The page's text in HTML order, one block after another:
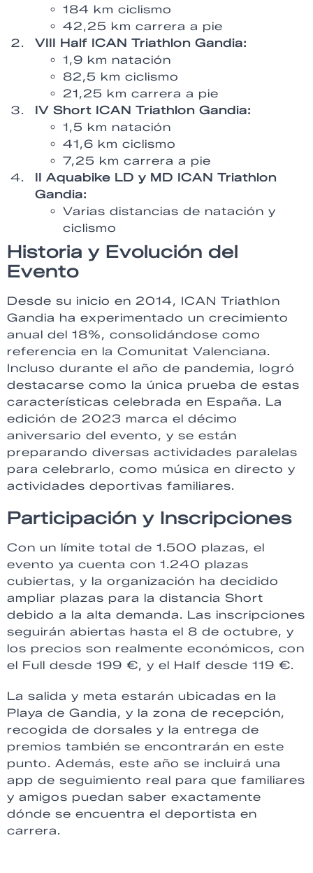
184 km ciclismo
42,25 km carrera a pie
VIII Half ICAN Triathlon Gandia:
1,9 km natación
82,5 km ciclismo
21,25 km carrera a pie
IV Short ICAN Triathlon Gandia:
1,5 km natación
41,6 km ciclismo
7,25 km carrera a pie
II Aquabike LD y MD ICAN Triathlon
Gandia:
Varias distancias de natación y
ciclismo
Historia y Evolución del
Evento
Desde su inicio en 2014, ICAN Triathlon
Gandia ha experimentado un crecimiento
anual del 18%, consolidándose como
referencia en la Comunitat Valenciana.
Incluso durante el año de pandemia, logró
destacarse como la única prueba de estas
características celebrada en España. La
edición de 2023 marca el décimo
aniversario del evento, y se están
preparando diversas actividades paralelas
para celebrarlo, como música en directo y
actividades deportivas familiares.
Participación y Inscripciones
Con un límite total de 1.500 plazas, el
evento ya cuenta con 1.240 plazas
cubiertas, y la organización ha decidido
ampliar plazas para la distancia Short
debido a la alta demanda. Las inscripciones
seguirán abiertas hasta el 8 de octubre, y
los precios son realmente económicos, con
el Full desde 199 €, y el Half desde 119 €.
La salida y meta estarán ubicadas en la
Playa de Gandia, y la zona de recepción,
recogida de dorsales y la entrega de
premios también se encontrarán en este
punto. Además, este año se incluirá una
app de seguimiento real para que familiares
y amigos puedan saber exactamente
dónde se encuentra el deportista en
carrera.